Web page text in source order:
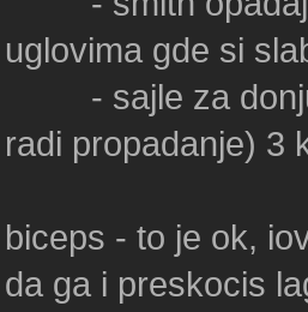
uglovima gde si
- sajle za donju
radi propadanje) 3
biceps - to je ok,
da ga i preskocis